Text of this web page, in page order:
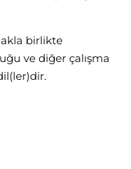
birlikte
ve diğer çalışma